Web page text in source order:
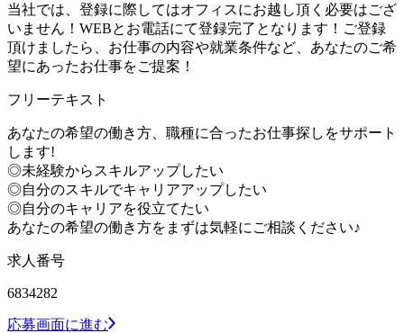
当社では、登録に際してはオフィスにお越し頂く必要はござ
いません！WEBとお電話にて登録完了となります！ご登録
頂けましたら、お仕事の内容や就業条件など、あなたのご希
望にあったお仕事をご提案！
フリーテキスト
あなたの希望の働き方、職種に合ったお仕事探しをサポート
します!
◎未経験からスキルアップしたい
◎自分のスキルでキャリアアップしたい
◎自分のキャリアを役立てたい
あなたの希望の働き方をまずは気軽にご相談ください♪
求人番号
6834282
応募画面に進む